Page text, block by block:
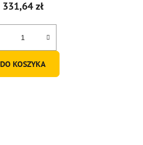
331,64 zł
DO KOSZYKA